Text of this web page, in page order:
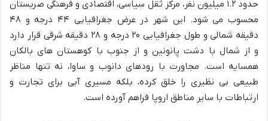
حدود ۱.۲ میلیون نفر، مرکز ثقل سیاسی، اقتصادی و فرهنگی صربستان
محسوب می شود. این شهر در عرض جغرافیایی ۴۴ درجه و ۴۸
دقیقه شمالی و طول جغرافیایی ۲۰ درجه و ۲۸ دقیقه شرقی قرار دارد
و از شمال با دشت پانونین و از جنوب با کوهستان های بالکان
همسایه است. مجاورت با رودهای دانوب و ساوا، نه تنها مناظر
طبیعی بی نظیری را خلق کرده، بلکه مسیری آبی برای تجارت و
ارتباطات با سایر مناطق اروپا فراهم آورده است.